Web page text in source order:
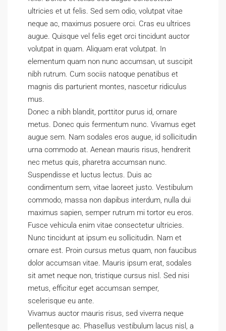
ultricies et ut felis. Sed sem odio, volutpat vitae
neque ac, maximus posuere orci. Cras eu ultrices
augue. Quisque vel felis eget orci tincidunt auctor
volutpat in quam. Aliquam erat volutpat. In
elementum quam non nunc accumsan, ut suscipit
nibh rutrum. Cum sociis natoque penatibus et
magnis dis parturient montes, nascetur ridiculus
mus.
Donec a nibh blandit, porttitor purus id, ornare
metus. Donec quis fermentum nunc. Vivamus eget
augue sem. Nam sodales eros augue, id sollicitudin
urna commodo at. Aenean mauris risus, hendrerit
nec metus quis, pharetra accumsan nunc.
Suspendisse et luctus lectus. Duis ac
condimentum sem, vitae laoreet justo. Vestibulum
commodo, massa non dapibus interdum, nulla dui
maximus sapien, semper rutrum mi tortor eu eros.
Fusce vehicula enim vitae consectetur ultricies.
Nunc tincidunt at ipsum eu sollicitudin. Nam et
ornare est. Proin cursus metus quam, non faucibus
dolor accumsan vitae. Mauris ipsum erat, sodales
sit amet neque non, tristique cursus nisl. Sed nisi
metus, efficitur eget accumsan semper,
scelerisque eu ante.
Vivamus auctor mauris risus, sed viverra neque
pellentesque ac. Phasellus vestibulum lacus nisl, a